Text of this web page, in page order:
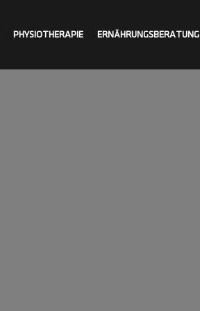
PHYSIOTHERAPIE ERNÄHRUNGSBERATUNG